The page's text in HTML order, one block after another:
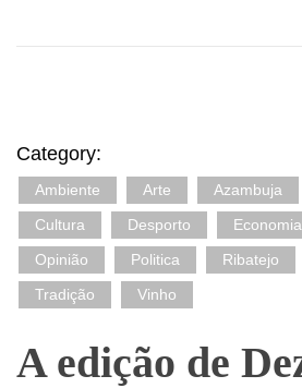
Category:
Ambiente Arte Azambuja
Cultura
Desporto Economia
Opinião
Politica Ribatejo
Tradição
Vinho
A edição de